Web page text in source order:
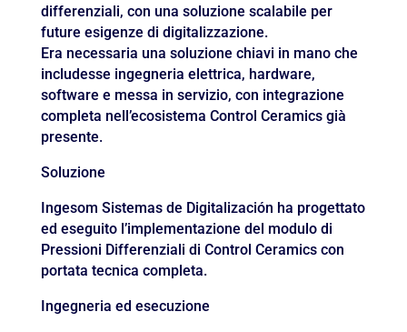
differenziali, con una soluzione scalabile per
future esigenze di digitalizzazione.
Era necessaria una soluzione chiavi in mano che
includesse ingegneria elettrica, hardware,
software e messa in servizio, con integrazione
completa nell’ecosistema Control Ceramics già
presente.
Soluzione
Ingesom Sistemas de Digitalización ha progettato
ed eseguito l’implementazione del modulo di
Pressioni Differenziali di Control Ceramics con
portata tecnica completa.
Ingegneria ed esecuzione